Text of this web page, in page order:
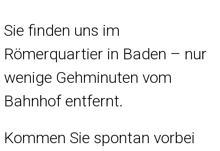
Sie finden uns im
Römerquartier in Baden – nur
wenige Gehminuten vom
Bahnhof entfernt.
Kommen Sie spontan vorbei